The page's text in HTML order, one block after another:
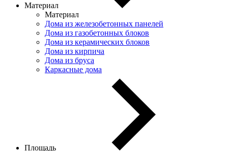
Материал
Материал
Дома из железобетонных панелей
Дома из газобетонных блоков
Дома из керамических блоков
Дома из кирпича
Дома из бруса
Каркасные дома
Площадь